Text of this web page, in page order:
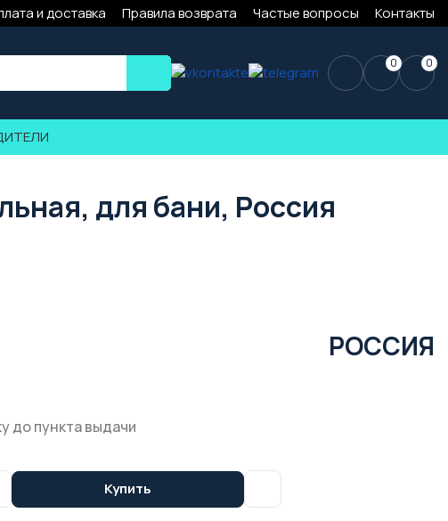
и доставка Правила возврата Частые вопросы Контакты
0 0
для бани, Россия
РОССИЯ
до пункта выдачи
Купить